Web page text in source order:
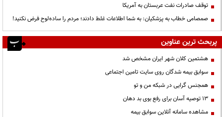
توقف صادرات نفت عربستان به آمریکا
صمصامی خطاب به پزشکیان: به شما اطلاعات غلط دادند؛ مردم را ساده‌لوح فرض نکنید!
پربحث ترین عناوین
هشتمین کلان شهر ایران مشخص شد
سوابق بیمه شدگان روی سایت تامین اجتماعی
همجنس گرایی در شبکه من و تو
13 توصیه آسان برای رفع بوی بد دهان
مشاهده سامانه آنلاين سوابق بیمه